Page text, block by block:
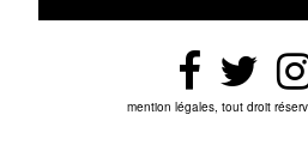
mention légales, tout droit